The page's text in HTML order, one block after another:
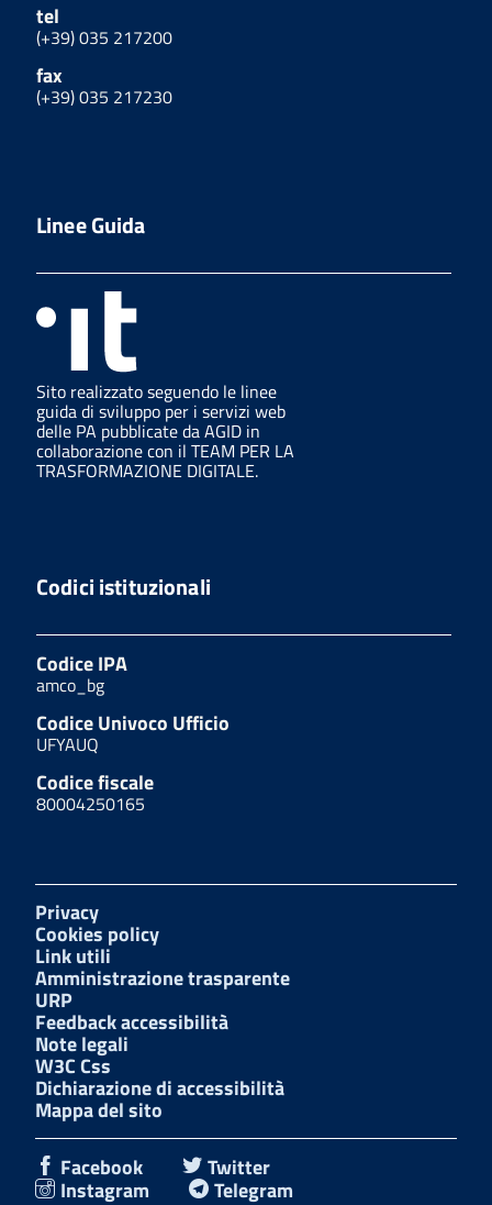
tel
(+39) 035 217200
fax
(+39) 035 217230
Linee Guida
Sito realizzato seguendo le linee
guida di sviluppo per i servizi web
delle PA pubblicate da AGID in
collaborazione con il TEAM PER LA
TRASFORMAZIONE DIGITALE.
Codici istituzionali
Codice IPA
amco_bg
Codice Univoco Ufficio
UFYAUQ
Codice fiscale
80004250165
Privacy
Cookies policy
Link utili
Amministrazione trasparente
URP
Feedback accessibilità
Note legali
W3C Css
Dichiarazione di accessibilità
Mappa del sito
Facebook
Twitter
Instagram Telegram